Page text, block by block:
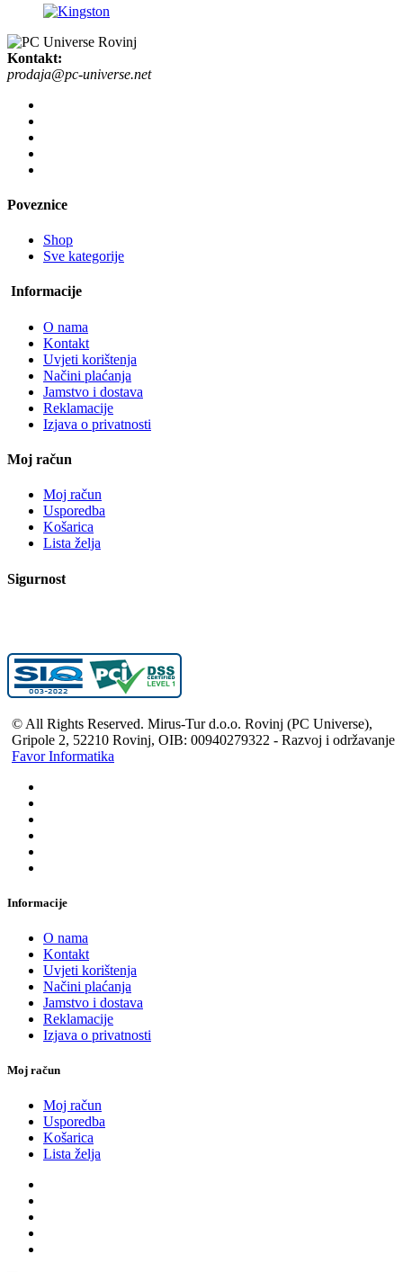
Kontakt:
prodaja@pc-universe.net
Poveznice
Shop
Sve kategorije
Informacije
O nama
Kontakt
Uvjeti korištenja
Načini plaćanja
Jamstvo i dostava
Reklamacije
Izjava o privatnosti
Moj račun
Moj račun
Usporedba
Košarica
Lista želja
Sigurnost
© All Rights Reserved. Mirus-Tur d.o.o. Rovinj (PC Universe),
Gripole 2, 52210 Rovinj, OIB: 00940279322 - Razvoj i održavanje
Favor Informatika
Informacije
O nama
Kontakt
Uvjeti korištenja
Načini plaćanja
Jamstvo i dostava
Reklamacije
Izjava o privatnosti
Moj račun
Moj račun
Usporedba
Košarica
Lista želja